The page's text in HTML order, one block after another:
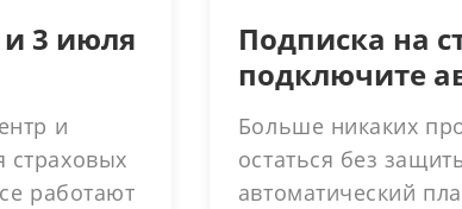
3 июля
и
страховых
работают
Подписка на
подключите
действующим
Больше никаких
остаться без
автоматический